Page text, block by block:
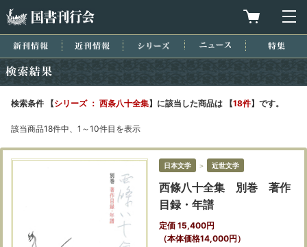
買物カゴを
新刊情報 近刊情報 シリーズ ニュース
検索条件 【シリーズ ： 西条八十全集】に該当した商品は 【18件】です。
該当商品18件中、1～10件目を表示
日本文学 ＞ 近世文学
西條八十全集 別巻 著作
目録・年譜
定価 15,400円
（本体価格14,000円）